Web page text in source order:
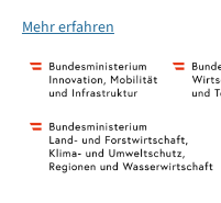
Mehr erfahren